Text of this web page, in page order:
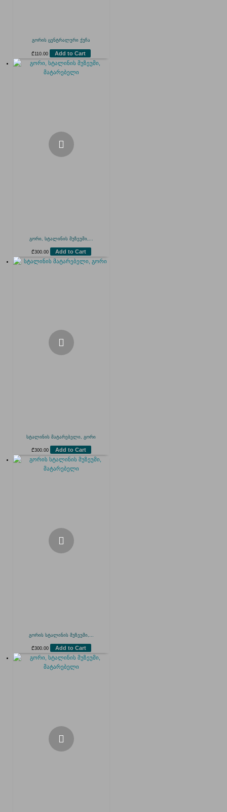
გორის ცენტრალური ქუჩა
₾ 110.00 Add to Cart
გორი, სტალინის მუზეუმი,...
₾300.00 Add to Cart
სტალინის მატარებელი, გორი
₾300.00 Add to Cart
გორის სტალინის მუზეუმი,...
₾300.00 Add to Cart